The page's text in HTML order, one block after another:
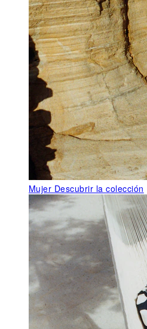
Mujer Descubrir la colección